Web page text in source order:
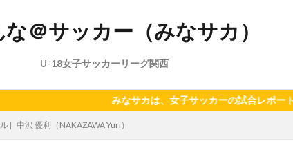
＠サッカー（みなサカ）
U-18女子サッカーリーグ関西
みなサカは、女子サッカーの試合レポート、ニュ
］中沢 優利（NAKAZAWA Yuri）